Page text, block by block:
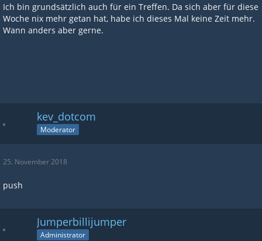
Ich bin grundsätzlich auch für ein Treffen. Da sich aber für diese
Woche nix mehr getan hat, habe ich dieses Mal keine Zeit mehr.
Wann anders aber gerne.
kev_dotcom
Moderator
25. November 2018
push
Jumperbillijumper
Administrator